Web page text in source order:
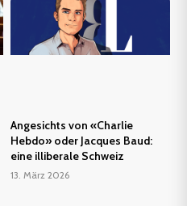
Angesichts von «Charlie
Hebdo» oder Jacques Baud:
eine illiberale Schweiz
13. März 2026